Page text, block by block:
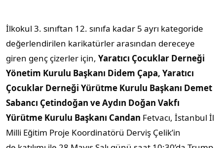
İlkokul 3. sınıftan 12. sınıfa kadar 5 ayrı kategoride
değerlendirilen karikatürler arasından dereceye
giren genç çizerler için, Yaratıcı Çocuklar Derneği
Yönetim Kurulu Başkanı Didem Çapa, Yaratıcı
Çocuklar Derneği Yürütme Kurulu Başkanı Demet
Sabancı Çetindoğan ve Aydın Doğan Vakfı
Yürütme Kurulu Başkanı Candan Fetvacı, İstanbul İl
Milli Eğitim Proje Koordinatörü Derviş Çelik’in